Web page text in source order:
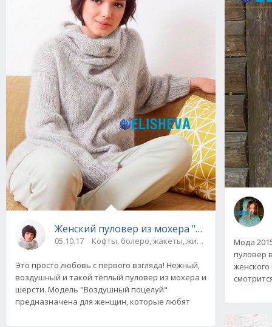
Женский пуловер из мохера "Воздушный
05.10.17 Кофты, болеро, жакеты, жилеты, пуловеры и
Это просто любовь с первого взгляда! Нежный,
воздушный и такой тёплый пуловер из мохера и
шерсти. Модель "Воздушный поцелуй"
предназначена для женщин, которые любят
Мода
пуловер